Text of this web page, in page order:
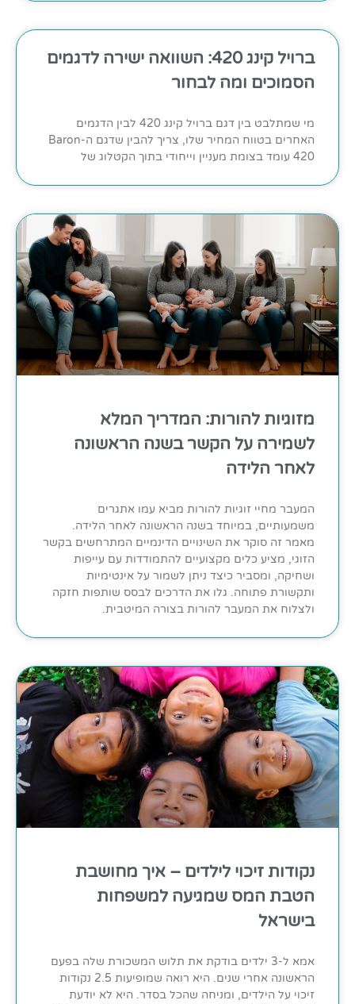
ברויל קינג 420: השוואה ישירה לדגמים
הסמוכים ומה לבחור
מי שמתלבט בין דגם ברויל קינג 420 לבין הדגמים
האחרים בטווח המחיר שלו, צריך להבין שדגם ה-Baron
420 עומד בצומת מעניין וייחודי בתוך הקטלוג של
מזוגיות להורות: המדריך המלא
לשמירה על הקשר בשנה הראשונה
לאחר הלידה
המעבר מחיי זוגיות להורות מביא עמו אתגרים
משמעותיים, במיוחד בשנה הראשונה לאחר הלידה.
מאמר זה סוקר את השינויים הדינמיים המתרחשים בקשר
הזוגי, מציע כלים מקצועיים להתמודדות עם עייפות
ושחיקה, ומסביר כיצד ניתן לשמור על אינטימיות
ותקשורת פתוחה. גלו את הדרכים לבסס שותפות חזקה
ולצלוח את המעבר להורות בצורה המיטבית.
נקודות זיכוי לילדים – איך מחושבת
הטבת המס שמגיעה למשפחות
בישראל
אמא ל-3 ילדים בודקת את תלוש המשכורת שלה בפעם
הראשונה אחרי שנים. היא רואה שמופיעות 2.5 נקודות
זיכוי על הילדים, ומניחה שהכל בסדר. היא לא יודעת